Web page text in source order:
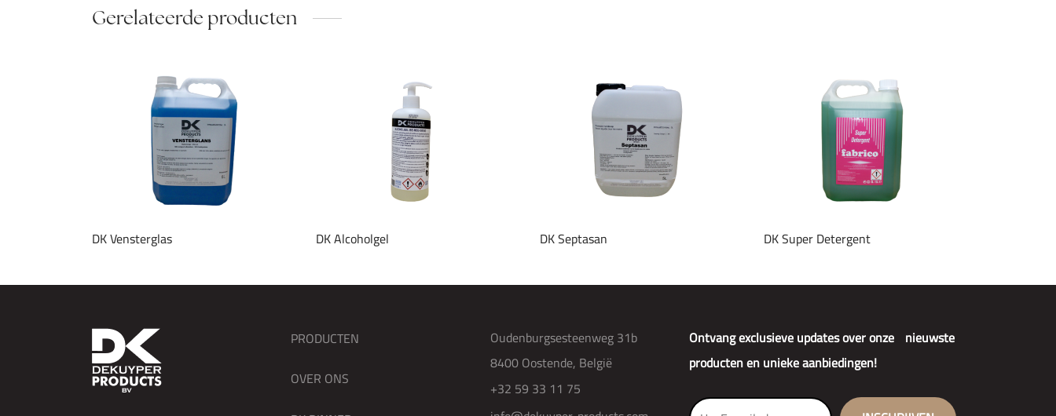
Gerelateerde producten
DK Vensterglas DK Alcoholgel DK Septasan DK Super Detergent
Ontvang exclusieve updates over onze nieuwste
producten en unieke aanbiedingen!
PRODUCTEN
OVER ONS
Oudenburgsesteenweg 31b
8400 Oostende, België
+32 59 33 11 75